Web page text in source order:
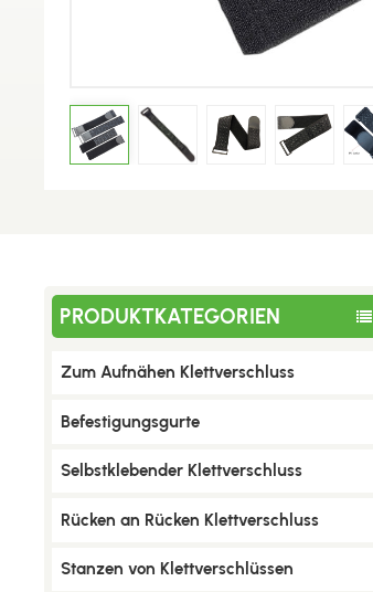
PRODUKTKATEGORIEN
Zum Aufnähen Klettverschluss
Befestigungsgurte
Selbstklebender Klettverschluss
Rücken an Rücken Klettverschluss
Stanzen von Klettverschlüssen